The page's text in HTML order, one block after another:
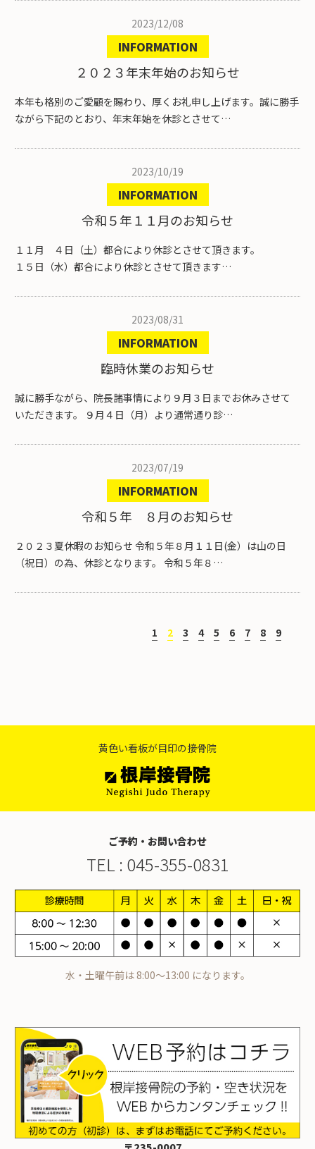
2023/12/08
INFORMATION
２０２３年末年始のお知らせ
本年も格別のご愛顧を賜わり、厚くお礼申し上げます。誠に勝手
ながら下記のとおり、年末年始を休診とさせて…
2023/10/19
INFORMATION
令和５年１１月のお知らせ
１１月 ４日（土）都合により休診とさせて頂きます。
１５日（水）都合により休診とさせて頂きます…
2023/08/31
INFORMATION
臨時休業のお知らせ
誠に勝手ながら、院長諸事情により９月３日までお休みさせて
いただきます。 ９月４日（月）より通常通り診…
2023/07/19
INFORMATION
令和５年 ８月のお知らせ
２０２３夏休暇のお知らせ 令和５年８月１１日(金）は山の日
（祝日）の為、休診となります。 令和５年８…
1 2 3 4 5 6 7 8 9
黄色い看板が目印の接骨院
ご予約・お問い合わせ
TEL : 045-355-0831
水・土曜午前は 8:00～13:00 になります。